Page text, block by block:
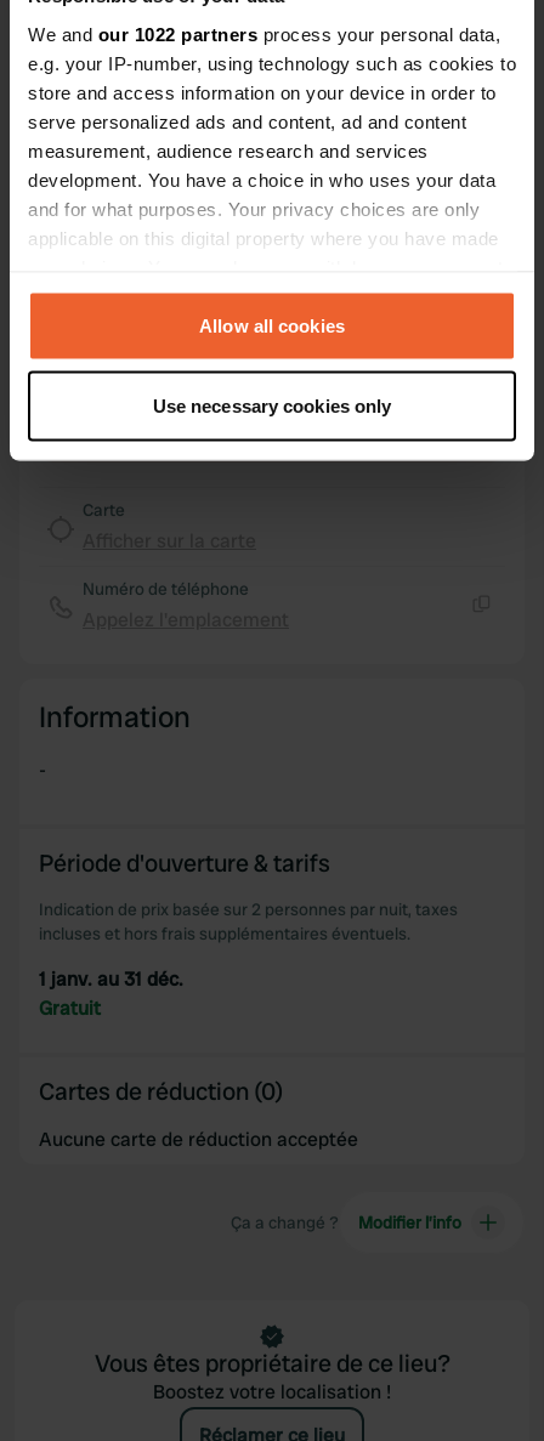
We and our 1022 partners process your personal data,
e.g. your IP-number, using technology such as cookies to
store and access information on your device in order to
serve personalized ads and content, ad and content
measurement, audience research and services
development. You have a choice in who uses your data
and for what purposes. Your privacy choices are only
applicable on this digital property where you have made
any time from the Cookie Declaration or by clicking on
the Privacy trigger icon.
Collect information about your geographical location
which can be accurate to within several meters
specific characteristics (fingerprinting)
our social media, advertising and analytics partners who
provided to them or that they’ve collected from your use
Allow all cookies
Use necessary cookies only
Contact
Emplacement
Schönseer Straße
92526, Schönsee, Allemagne
Coordonnées
49° 28' 34" N 12° 30' 21" E
3329 Copie
PRO+
pour toutes les coordonnées
Carte
Numéro de téléphone
Information
-
Période d'ouverture & tarifs
Indication de prix basée sur 2 personnes par nuit, taxes
incluses et hors frais supplémentaires éventuels.
1 janv. au 31 déc.
Gratuit
Cartes de réduction (0)
Aucune carte de réduction acceptée
Ça a changé ? Modifier l’info
Vous êtes propriétaire de ce lieu?
Boostez votre localisation !
Réclamer ce lieu